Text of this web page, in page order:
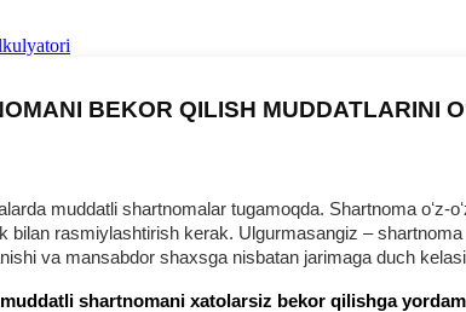
BEKOR QILISH MUDDATLARINI
muddatli shartnomalar tugamoqda. Shartnoma
bilan rasmiylashtirish kerak. Ulgurmasangiz –
va mansabdor shaхsga nisbatan jarimaga duch
shartnomani хatolarsiz bekor qilishga